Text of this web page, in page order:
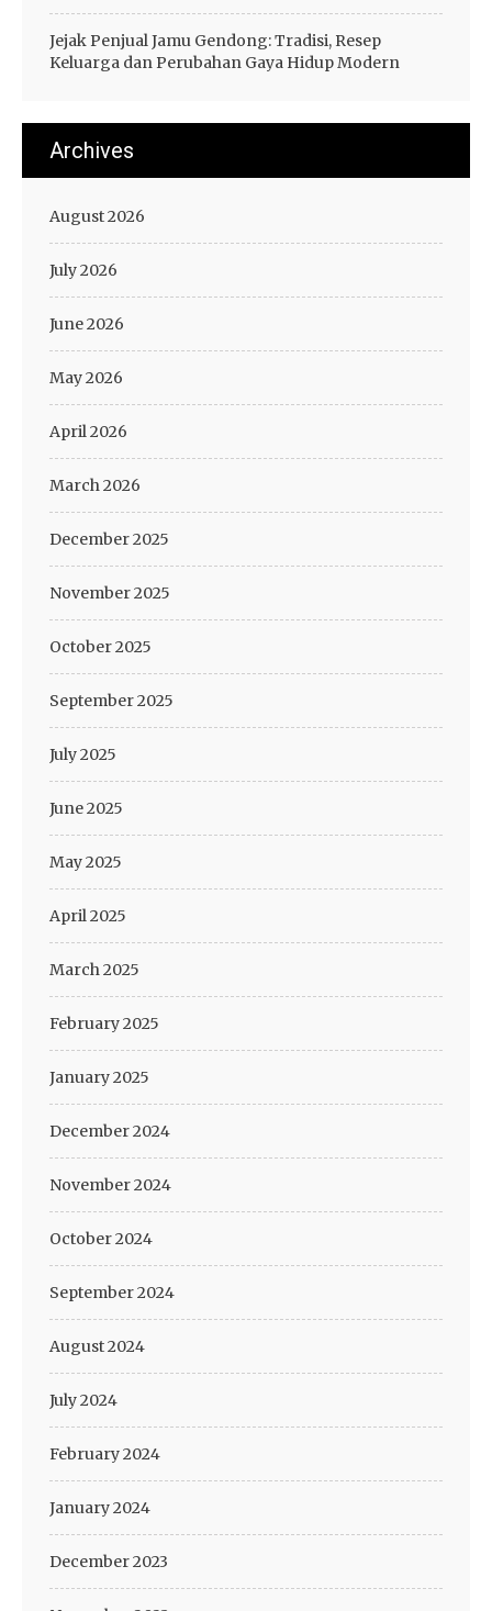
Jejak Penjual Jamu Gendong: Tradisi, Resep
Keluarga dan Perubahan Gaya Hidup Modern
Archives
August 2026
July 2026
June 2026
May 2026
April 2026
March 2026
December 2025
November 2025
October 2025
September 2025
July 2025
June 2025
May 2025
April 2025
March 2025
February 2025
January 2025
December 2024
November 2024
October 2024
September 2024
August 2024
July 2024
February 2024
January 2024
December 2023